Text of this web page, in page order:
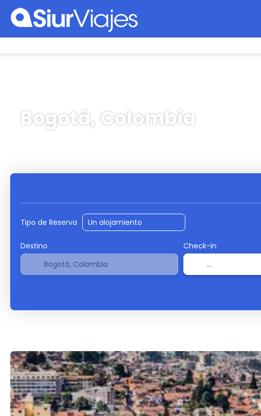
Bogotá, Colombia
Tipo de Reserva
Destino Check-in